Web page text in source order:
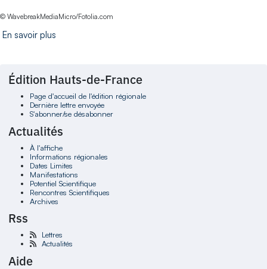
© WavebreakMediaMicro/Fotolia.com
En savoir plus
Édition Hauts-de-France
Page d'accueil de l'édition régionale
Dernière lettre envoyée
S'abonner/se désabonner
Actualités
À l'affiche
Informations régionales
Dates Limites
Manifestations
Potentiel Scientifique
Rencontres Scientifiques
Archives
Rss
Lettres
Actualités
Aide